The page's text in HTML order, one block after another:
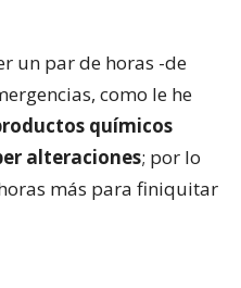
un par de horas -de
como le he
químicos
alteraciones; por lo
más para finiquitar